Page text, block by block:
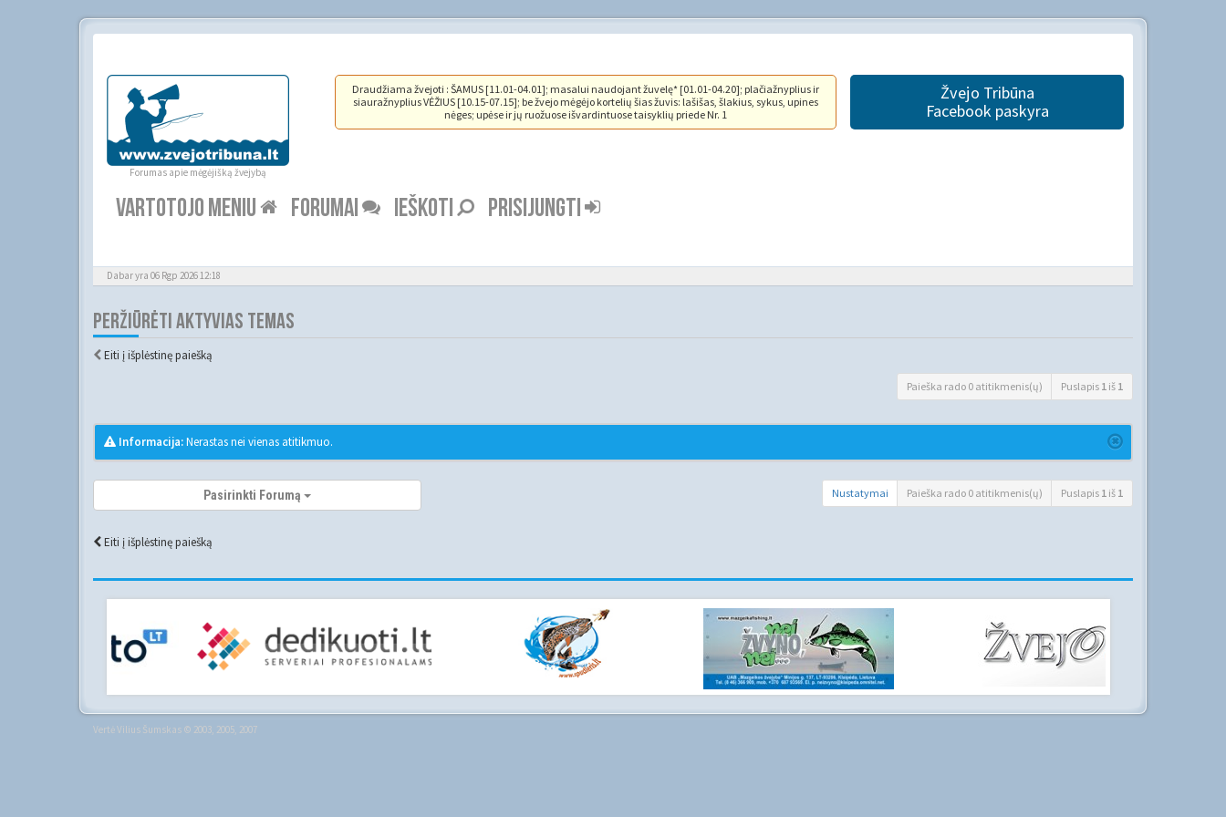
Forumas apie mėgėjišką žvejybą
Draudžiama žvejoti : ŠAMUS [11.01-04.01]; masalui naudojant žuvelę* [01.01-04.20]; plačiažnyplius ir
siauražnyplius VĖŽIUS [10.15-07.15]; be žvejo mėgėjo kortelių šias žuvis: lašišas, šlakius, sykus, upines
nėges; upėse ir jų ruožuose išvardintuose taisyklių priede Nr. 1
Žvejo Tribūna
Facebook paskyra
VARTOTOJO MENIU FORUMAI IEŠKOTI PRISIJUNGTI
Dabar yra 06 Rgp 2026 12:18
PERŽIŪRĖTI AKTYVIAS TEMAS
Eiti į išplėstinę paiešką
Paieška rado 0 atitikmenis(ų) Puslapis 1 iš 1
Informacija:Nerastas nei vienas atitikmuo.
Nustatymai Paieška rado 0 atitikmenis(ų) Puslapis 1 iš 1
Pasirinkti Forumą
Eiti į išplėstinę paiešką
VertėVilius Šumskas © 2003, 2005, 2007